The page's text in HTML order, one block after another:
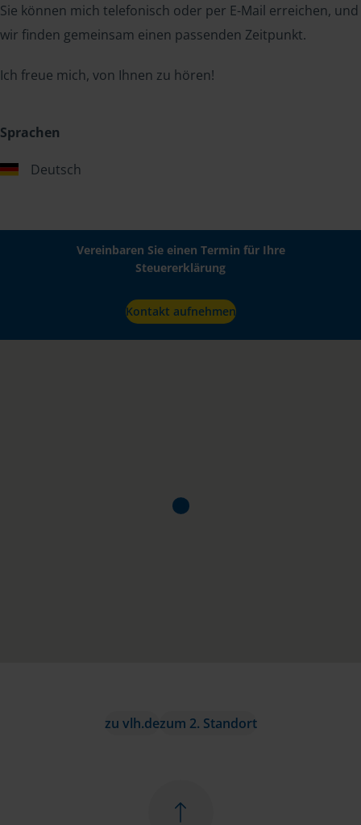
Sie können mich telefonisch oder per E-Mail erreichen, und
wir finden gemeinsam einen passenden Zeitpunkt.
Ich freue mich, von Ihnen zu hören!
Sprachen
Deutsch
Vereinbaren Sie einen Termin für Ihre
Steuererklärung
Kontakt aufnehmen
zu vlh.dezum 2. Standort